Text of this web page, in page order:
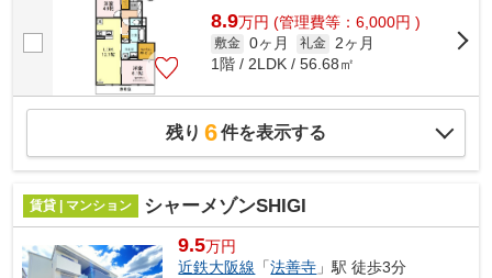
8.9万円 (管理費等：6,000円 )
敷金 0ヶ月 礼金
2ヶ月
1階 / 2LDK / 56.68㎡
残り 6件を表示する
賃貸 | マンション シャーメゾンSHIGI
9.5万円
近鉄大阪線 「法善寺 」駅 徒歩3分